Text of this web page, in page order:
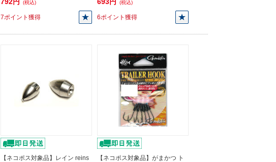
(税込)
7ポイント獲得
(税込)
6ポイント獲得
【ネコポス対象品】レイン reins
【ネコポス対象品】がまかつ ト